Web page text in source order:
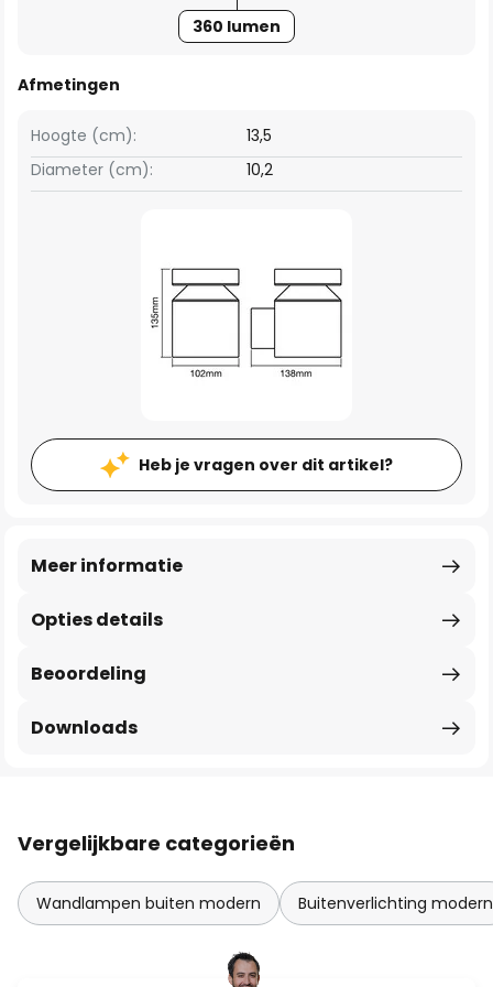
360 lumen
Afmetingen
Hoogte (cm):
13,5
Diameter (cm):
10,2
Heb je vragen over dit artikel?
Opties details
Meer informatie
Beoordeling
Downloads
Vergelijkbare categorieën
Wandlampen buiten modern Buitenverlichting modern